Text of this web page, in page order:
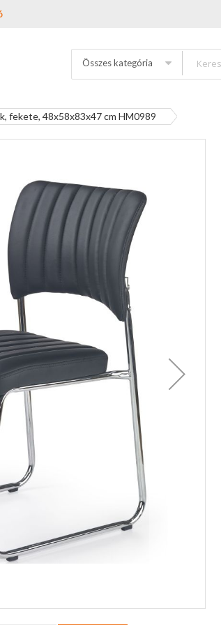
Összes kategória
fekete, 48x58x83x47 cm HM0989